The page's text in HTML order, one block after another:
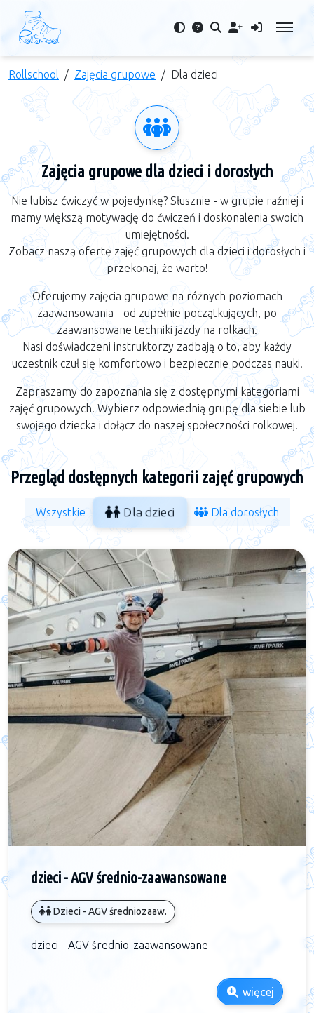
Rollschool Zajęcia grupowe Dla dzieci
Zajęcia grupowe dla dzieci i dorosłych
Nie lubisz ćwiczyć w pojedynkę? Słusznie - w grupie raźniej i
mamy większą motywację do ćwiczeń i doskonalenia swoich
umiejętności.
Zobacz naszą ofertę zajęć grupowych dla dzieci i dorosłych i
przekonaj, że warto!
Oferujemy zajęcia grupowe na różnych poziomach
zaawansowania - od zupełnie początkujących, po
zaawansowane techniki jazdy na rolkach.
Nasi doświadczeni instruktorzy zadbają o to, aby każdy
uczestnik czuł się komfortowo i bezpiecznie podczas nauki.
Zapraszamy do zapoznania się z dostępnymi kategoriami
zajęć grupowych. Wybierz odpowiednią grupę dla siebie lub
swojego dziecka i dołącz do naszej społeczności rolkowej!
Przegląd dostępnych kategorii zajęć grupowych
Wszystkie Dla dzieci Dla dorosłych
dzieci - AGV średnio-zaawansowane
Dzieci - AGV średniozaaw.
dzieci - AGV średnio-zaawansowane
więcej